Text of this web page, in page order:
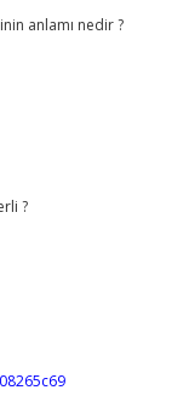
anlamı nedir ?
?